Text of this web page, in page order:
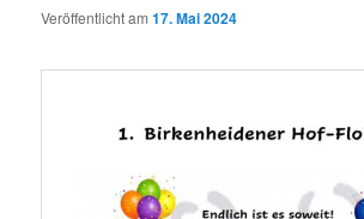
Veröffentlicht am17. Mai 2024